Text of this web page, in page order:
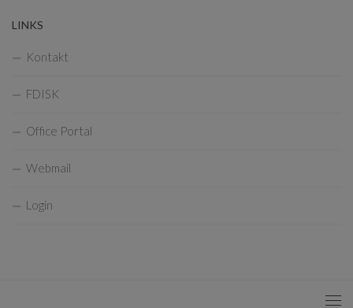
LINKS
Kontakt
FDISK
Office Portal
Webmail
Login